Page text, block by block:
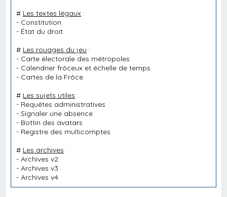
# Les textes légaux :
- Constitution
- État du droit
# Les rouages du jeu :
- Carte électorale des métropoles
- Calendrier frôceux et échelle de temps
- Cartes de la Frôce
# Les sujets utiles :
- Requêtes administratives
-Signaler une absence
- Bottin des avatars
- Registre des multicomptes
# Les archives :
-Archives v2
-Archives v3
-Archives v4